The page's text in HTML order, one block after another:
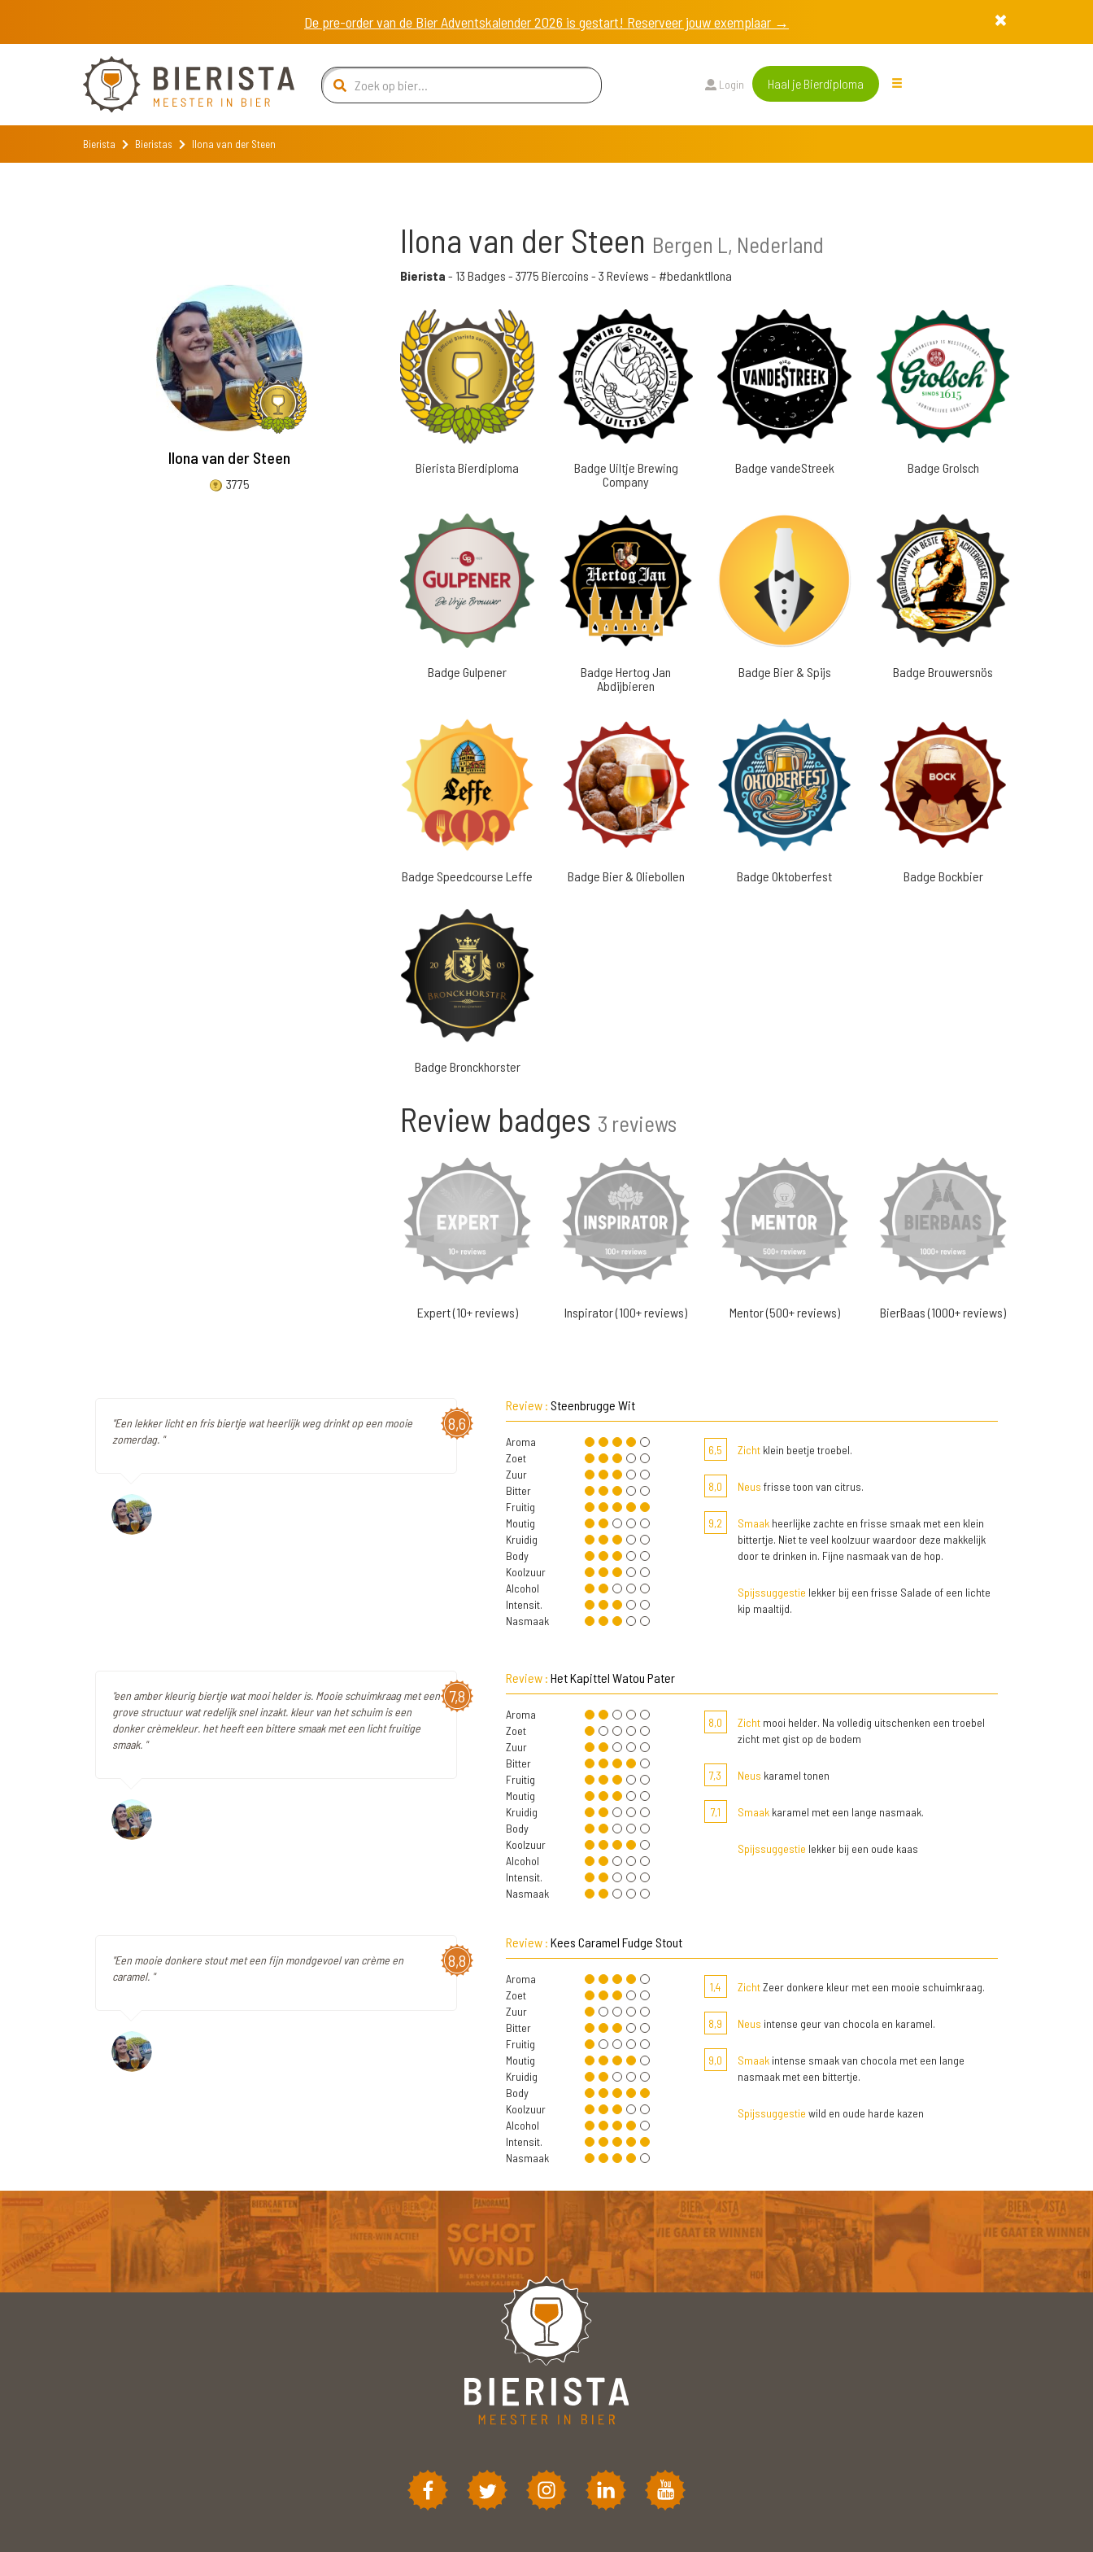
De pre-order van de Bier Adventskalender 2026 is gestart! Reserveer jouw exemplaar →
Login Haal je Bierdiploma
Bierista Bieristas Ilona van der Steen
Ilona van der Steen
3775
Ilona van der Steen Bergen L, Nederland
Bierista - 13 Badges - 3775 Biercoins - 3 Reviews - #bedanktIlona
Bierista Bierdiploma
Badge Uiltje Brewing
Company
Badge vandeStreek Badge Grolsch
Badge Gulpener
Badge Hertog Jan
Abdijbieren
Badge Bier & Spijs Badge Brouwersnös
Badge Speedcourse Leffe Badge Bier & Oliebollen Badge Oktoberfest Badge Bockbier
Badge Bronckhorster
Review badges 3 reviews
Expert (10+ reviews) Inspirator (100+ reviews) Mentor (500+ reviews) BierBaas (1000+ reviews)
8,6
"Een lekker licht en fris biertje wat heerlijk weg drinkt op een mooie
zomerdag. "
Review : Steenbrugge Wit
Aroma
Zoet
Zuur
Bitter
Fruitig
Moutig
Kruidig
Body
Koolzuur
Alcohol
Intensit.
Nasmaak
6,5 Zichtklein beetje troebel.
8,0 Neus frisse toon van citrus.
9,2 Smaakheerlijke zachte en frisse smaak met een klein
bittertje. Niet te veel koolzuur waardoor deze makkelijk
door te drinken in. Fijne nasmaak van de hop.
Spijssuggestie lekker bij een frisse Salade of een lichte
kip maaltijd.
7,8
"een amber kleurig biertje wat mooi helder is. Mooie schuimkraag met een
grove structuur wat redelijk snel inzakt. kleur van het schuim is een
donker crèmekleur. het heeft een bittere smaak met een licht fruitige
smaak. "
Review : Het Kapittel Watou Pater
Aroma
Zoet
Zuur
Bitter
Fruitig
Moutig
Kruidig
Body
Koolzuur
Alcohol
Intensit.
Nasmaak
8,0 Zichtmooi helder. Na volledig uitschenken een troebel
zicht met gist op de bodem
7,3 Neus karamel tonen
7,1 Smaakkaramel met een lange nasmaak.
Spijssuggestie lekker bij een oude kaas
8,8
"Een mooie donkere stout met een fijn mondgevoel van crème en
caramel. "
Review : Kees Caramel Fudge Stout
Aroma
Zoet
Zuur
Bitter
Fruitig
Moutig
Kruidig
Body
Koolzuur
Alcohol
Intensit.
Nasmaak
1,4 ZichtZeer donkere kleur met een mooie schuimkraag.
8,9 Neus intense geur van chocola en karamel.
9,0 Smaakintense smaak van chocola met een lange
nasmaak met een bittertje.
Spijssuggestie wild en oude harde kazen